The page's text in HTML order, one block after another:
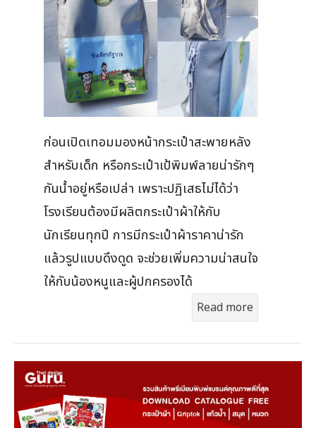
ก่อนเปิดเทอมมองหน้ากระเป๋าสะพายหลัง
สำหรับเด็ก หรือกระเป๋าเป้พิมพ์ลายน่ารักๆ
กันน้ำอยู่หรือเปล่า เพราะปฏิเสธไม่ได้ว่า
โรงเรียนต้องมีผลิตกระเป๋าผ้าให้กับ
นักเรียนทุกปี การมีกระเป๋าผ้าราคาน่ารัก
แล้วรูปแบบดึงดูด จะช่วยเพิ่มความน่าสนใจ
ให้กับน้องหนูและผู้ปกครองได้
Read more